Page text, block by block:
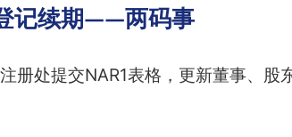
记续期——两码事
册处提交NAR1表格，更新董事、股